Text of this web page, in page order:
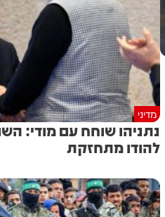
מדיני
נתניהו שוחח עם מודי:
להודו מתחזקת